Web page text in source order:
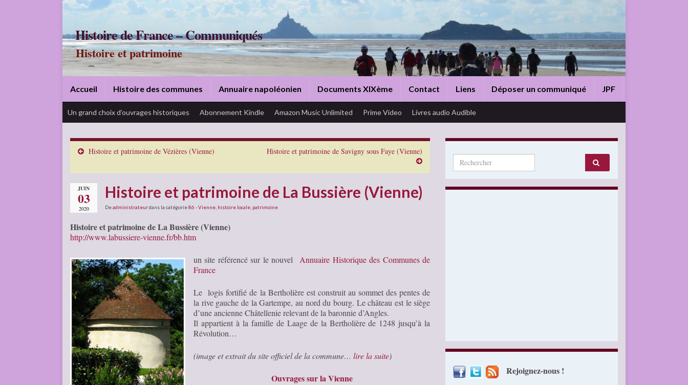
Histoire de France – Communiqués
Histoire et patrimoine
Accueil Histoire des communes Annuaire napoléonien Documents XIXème Contact Liens Déposer un communiqué JPF
Un grand choix d’ouvrages historiques Abonnement Kindle Amazon Music Unlimited Prime Video Livres audio Audible
Histoire et patrimoine de Vézières (Vienne) Histoire et patrimoine de Savigny sous Faye (Vienne)
JUIN
03
2020
Histoire et patrimoine de La Bussière (Vienne)
Deadministrateurdans la catégorie86 - Vienne histoire locale patrimoine
Histoire et patrimoine de La Bussière (Vienne)
http://www.labussiere-vienne.fr/bb.htm
un site référencé sur le nouvel Annuaire Historique des Communes de
France
Le logis fortifié de la Bertholière est construit au sommet des pentes de
la rive gauche de la Gartempe, au nord du bourg. Le château est le siège
d’une ancienne Châtellenie relevant de la baronnie d’Angles.
Il appartient à la famille de Laage de la Bertholière de 1248 jusqu’à la
Révolution…
(image et extrait du site officiel de la commune… lire la suite)
Ouvrages sur la Vienne
Search for:
Rejoignez-nous !